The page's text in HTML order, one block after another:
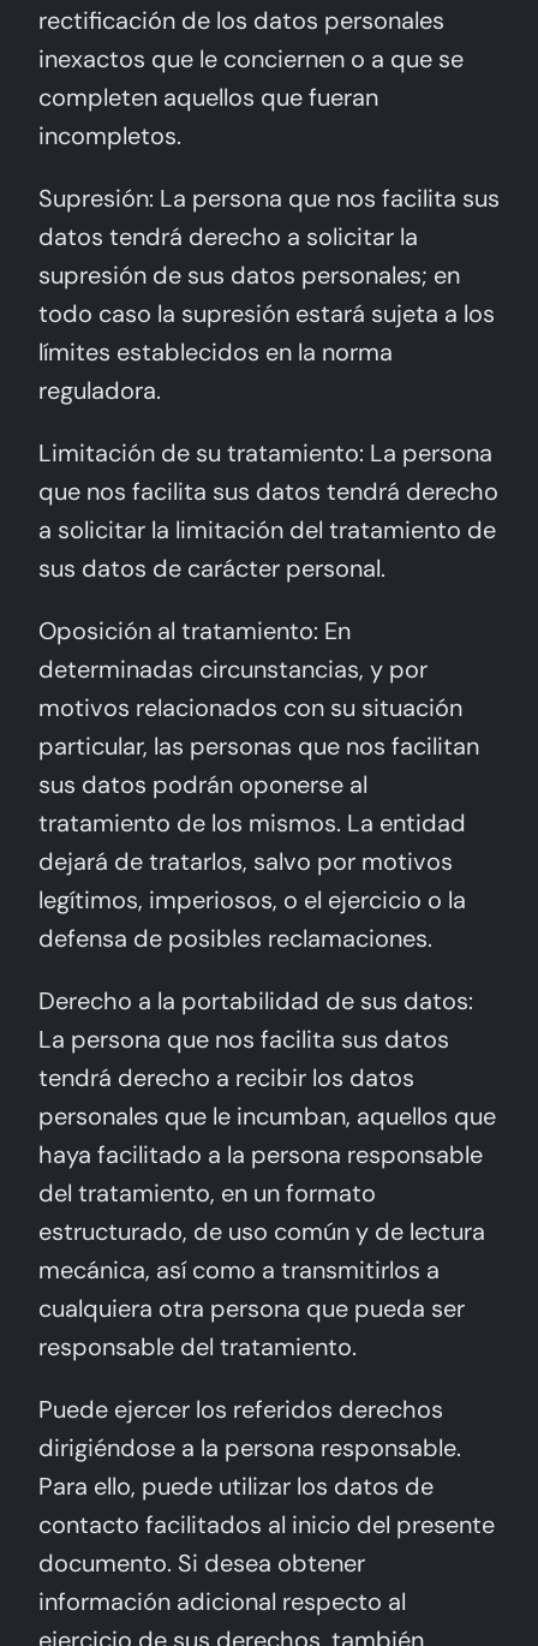
rectificación de los datos personales
inexactos que le conciernen o a que se
completen aquellos que fueran
incompletos.
Supresión: La persona que nos facilita sus
datos tendrá derecho a solicitar la
supresión de sus datos personales; en
todo caso la supresión estará sujeta a los
límites establecidos en la norma
reguladora.
Limitación de su tratamiento: La persona
que nos facilita sus datos tendrá derecho
a solicitar la limitación del tratamiento de
sus datos de carácter personal.
Oposición al tratamiento: En
determinadas circunstancias, y por
motivos relacionados con su situación
particular, las personas que nos facilitan
sus datos podrán oponerse al
tratamiento de los mismos. La entidad
dejará de tratarlos, salvo por motivos
legítimos, imperiosos, o el ejercicio o la
defensa de posibles reclamaciones.
Derecho a la portabilidad de sus datos:
La persona que nos facilita sus datos
tendrá derecho a recibir los datos
personales que le incumban, aquellos que
haya facilitado a la persona responsable
del tratamiento, en un formato
estructurado, de uso común y de lectura
mecánica, así como a transmitirlos a
cualquiera otra persona que pueda ser
responsable del tratamiento.
Puede ejercer los referidos derechos
dirigiéndose a la persona responsable.
Para ello, puede utilizar los datos de
contacto facilitados al inicio del presente
documento. Si desea obtener
información adicional respecto al